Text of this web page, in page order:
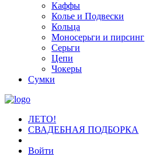
Каффы
Колье и Подвески
Кольца
Моносерьги и пирсинг
Серьги
Цепи
Чокеры
Сумки
ЛЕТО!
СВАДЕБНАЯ ПОДБОРКА
Войти